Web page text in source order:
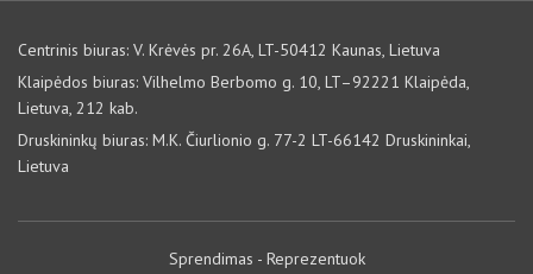
Centrinis biuras: V. Krėvės pr. 26A, LT-50412 Kaunas, Lietuva
Klaipėdos biuras: Vilhelmo Berbomo g. 10, LT–92221 Klaipėda,
Lietuva, 212 kab.
Druskininkų biuras: M.K. Čiurlionio g. 77-2 LT-66142 Druskininkai,
Lietuva
Sprendimas - Reprezentuok